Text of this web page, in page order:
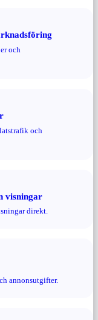
och
och
visningar
direkt.
annonsutgifter.